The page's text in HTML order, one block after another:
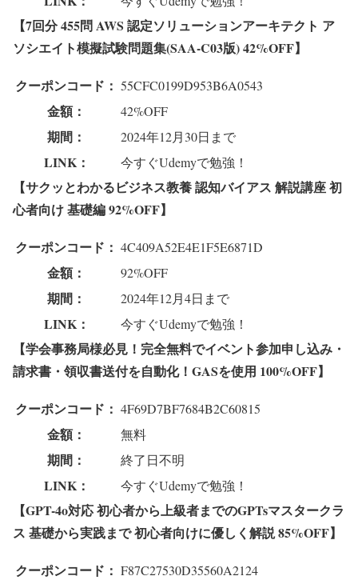
【7回分 455問 AWS 認定ソリューションアーキテクト ア
ソシエイト模擬試験問題集(SAA-C03版) 42%OFF】
クーポンコード： 55CFC0199D953B6A0543
金額： 42%OFF
期間： 2024年12月30日まで
LINK： 今すぐUdemyで勉強！
【サクッとわかるビジネス教養 認知バイアス 解説講座 初
心者向け 基礎編 92%OFF】
クーポンコード： 4C409A52E4E1F5E6871D
金額： 92%OFF
期間： 2024年12月4日まで
LINK： 今すぐUdemyで勉強！
【学会事務局様必見！完全無料でイベント参加申し込み・
請求書・領収書送付を自動化！GASを使用 100%OFF】
クーポンコード： 4F69D7BF7684B2C60815
金額： 無料
期間： 終了日不明
LINK： 今すぐUdemyで勉強！
【GPT-4o対応 初心者から上級者までのGPTsマスタークラ
ス 基礎から実践まで 初心者向けに優しく解説 85%OFF】
クーポンコード： F87C27530D35560A2124